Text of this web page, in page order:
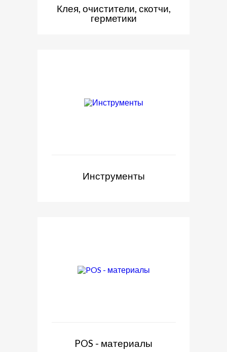
Клея, очистители, скотчи,
герметики
Инструменты
POS - материалы